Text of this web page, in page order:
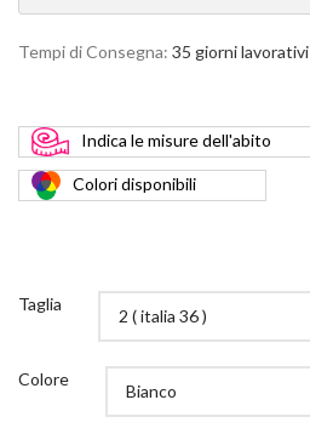
Tempi di Consegna: 35 giorni lavorativi
Indica le misure dell'abito
Coloridisponibili
Taglia
Colore